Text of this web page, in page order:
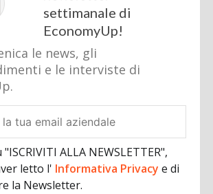
settimanale di
EconomyUp!
le news, gli
e le interviste di
ALLA NEWSLETTER",
letto l' Informativa Privacye di
la Newsletter.